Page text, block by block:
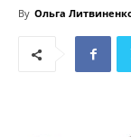
By Ольга